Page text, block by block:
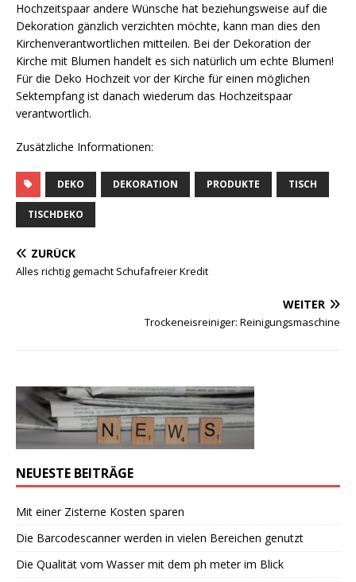
Hochzeitspaar andere Wünsche hat beziehungsweise auf die
Dekoration gänzlich verzichten möchte, kann man dies den
Kirchenverantwortlichen mitteilen. Bei der Dekoration der
Kirche mit Blumen handelt es sich natürlich um echte Blumen!
Für die Deko Hochzeit vor der Kirche für einen möglichen
Sektempfang ist danach wiederum das Hochzeitspaar
verantwortlich.
Zusätzliche Informationen:
DEKO DEKORATION PRODUKTE TISCH
TISCHDEKO
ZURÜCK
Alles richtig gemacht Schufafreier Kredit
WEITER
Trockeneisreiniger: Reinigungsmaschine
NEUESTE BEITRÄGE
Mit einer Zisterne Kosten sparen
Die Barcodescanner werden in vielen Bereichen genutzt
Die Qualität vom Wasser mit dem ph meter im Blick